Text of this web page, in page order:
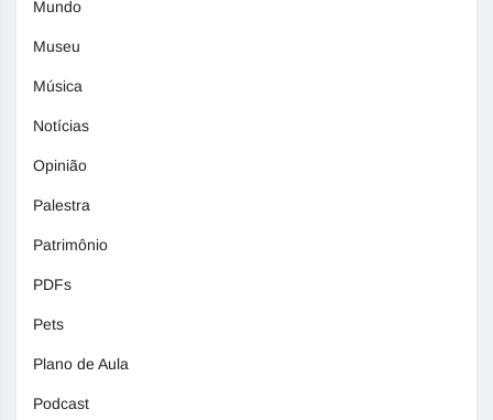
Mundo
Museu
Música
Notícias
Opinião
Palestra
Patrimônio
PDFs
Pets
Plano de Aula
Podcast